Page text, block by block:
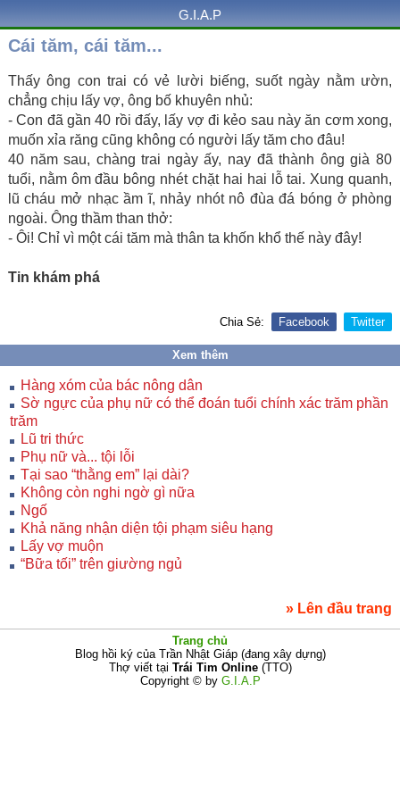
G.I.A.P
Cái tăm, cái tăm...
Thấy ông con trai có vẻ lười biếng, suốt ngày nằm ườn,
chẳng chịu lấy vợ, ông bố khuyên nhủ:
- Con đã gần 40 rồi đấy, lấy vợ đi kẻo sau này ăn cơm xong,
muốn xỉa răng cũng không có người lấy tăm cho đâu!
40 năm sau, chàng trai ngày ấy, nay đã thành ông già 80
tuổi, nằm ôm đầu bông nhét chặt hai hai lỗ tai. Xung quanh,
lũ cháu mở nhạc ầm ĩ, nhảy nhót nô đùa đá bóng ở phòng
ngoài. Ông thầm than thở:
- Ôi! Chỉ vì một cái tăm mà thân ta khốn khổ thế này đây!
Tin khám phá
Chia Sẻ: Facebook Twitter
Xem thêm
Hàng xóm của bác nông dân
Sờ ngực của phụ nữ có thể đoán tuổi chính xác trăm phần
trăm
Lũ tri thức
Phụ nữ và... tội lỗi
Tại sao “thằng em” lại dài?
Không còn nghi ngờ gì nữa
Ngố
Khả năng nhận diện tội phạm siêu hạng
Lấy vợ muộn
“Bữa tối” trên giường ngủ
» Lên đầu trang
Trang chủ
Blog hồi ký của Trần Nhật Giáp (đang xây dựng)
Thợ viết tại Trái Tim Online(TTO)
Copyright © by G.I.A.P